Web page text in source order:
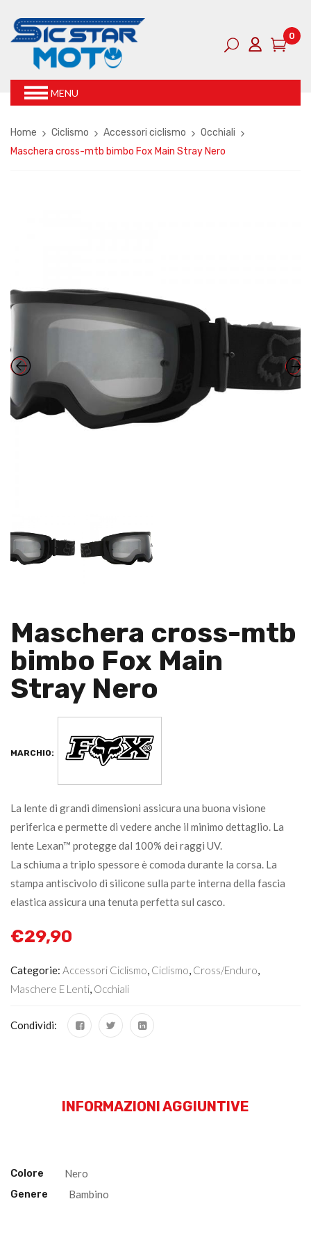
0
MENU
Home Ciclismo Accessori ciclismo
Occhiali
Maschera cross-mtb bimbo Fox Main Stray Nero
Maschera cross-mtb
bimbo Fox Main
Stray Nero
MARCHIO:
La lente di grandi dimensioni assicura una buona visione
periferica e permette di vedere anche il minimo dettaglio. La
lente Lexan™ protegge dal 100% dei raggi UV.
La schiuma a triplo spessore è comoda durante la corsa. La
stampa antiscivolo di silicone sulla parte interna della fascia
elastica assicura una tenuta perfetta sul casco.
€29,90
Categorie: Accessori Ciclismo, Ciclismo, Cross/Enduro,
Maschere E Lenti, Occhiali
Condividi:
INFORMAZIONI AGGIUNTIVE
Colore
Nero
Genere
Bambino